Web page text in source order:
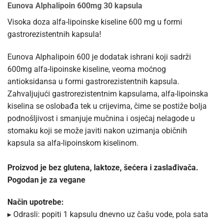
Eunova Alphalipoin 600mg 30 kapsula
Visoka doza alfa-lipoinske kiseline 600 mg u formi
gastrorezistentnih kapsula!
Eunova Alphalipoin 600 je dodatak ishrani koji sadrži
600mg alfa-lipoinske kiseline, veoma moćnog
antioksidansa u formi gastrorezistentnih kapsula.
Zahvaljujući gastrorezistentnim kapsulama, alfa-lipoinska
kiselina se oslobađa tek u crijevima, čime se postiže bolja
podnošljivost i smanjuje mučnina i osjećaj nelagode u
stomaku koji se može javiti nakon uzimanja običnih
kapsula sa alfa-lipoinskom kiselinom.
Proizvod je bez glutena, laktoze, šećera i zaslađivača.
Pogodan je za vegane
Način upotrebe:
▸ Odrasli: popiti 1 kapsulu dnevno uz čašu vode, pola sata